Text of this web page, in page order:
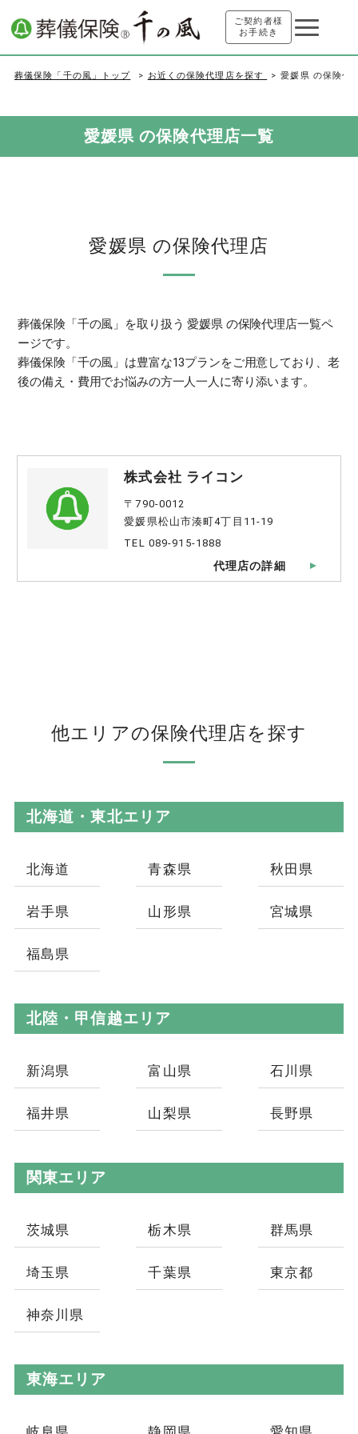
ご契約者様
お手続き
葬儀保険「千の風」トップ お近くの保険代理店を探す 愛媛県 の保険代
愛媛県 の保険代理店一覧
愛媛県 の保険代理店
葬儀保険「千の風」を取り扱う 愛媛県 の保険代理店一覧ペ
ージです。
葬儀保険「千の風」は豊富な13プランをご用意しており、老
後の備え・費用でお悩みの方一人一人に寄り添います。
株式会社 ライコン
〒790-0012
愛媛県松山市湊町4丁目11-19
TEL 089-915-1888
代理店の詳細
他エリアの保険代理店を探す
北海道・東北エリア
北海道 青森県 秋田県
岩手県 山形県 宮城県
福島県
北陸・甲信越エリア
新潟県 富山県 石川県
福井県 山梨県 長野県
関東エリア
茨城県 栃木県 群馬県
埼玉県 千葉県 東京都
神奈川県
東海エリア